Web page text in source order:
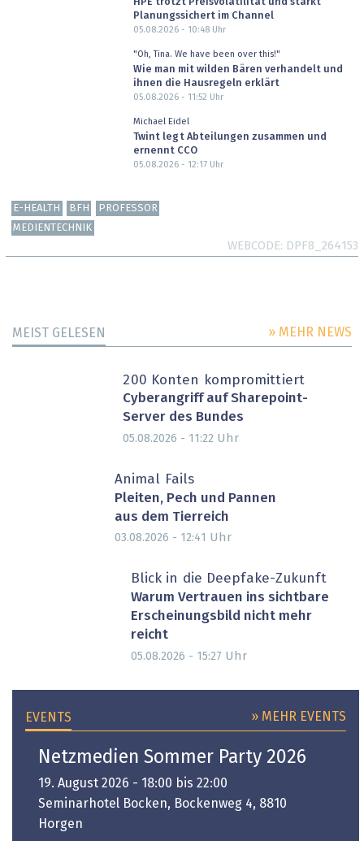
Planungssichert im Channel
05.08.2026 - 10:48Uhr
"Oh, Tina. We have been over this!"
Wie man mit wilden Bären verhandelt und
ihnen die Hausregeln erklärt
05.08.2026 - 11:52 Uhr
Michael Eidel
Twint legt Abteilungen zusammen und
ernennt CCO
05.08.2026 - 12:17Uhr
E-HEALTH BFH
PROFESSOR
MEDIENTECHNIK
WEBCODE DPF8_264153
MEIST GELESEN » MEHR NEWS
200 Konten kompromittiert
Cyberangriff auf Sharepoint-
Server des Bundes
05.08.2026 - 11:22 Uhr
Animal Fails
Pleiten, Pech und Pannen
aus dem Tierreich
03.08.2026 - 12:41 Uhr
Blick in die Deepfake-Zukunft
Warum Vertrauen ins sichtbare
Erscheinungsbild nicht mehr
reicht
05.08.2026 - 15:27 Uhr
EVENTS » MEHR EVENTS
Netzmedien Sommer Party 2026
19. August 2026 - 18:00 bis 22:00
Seminarhotel Bocken, Bockenweg 4, 8810
Horgen